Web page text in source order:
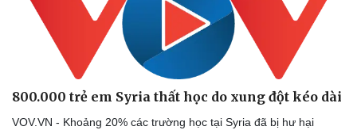
800.000 trẻ em Syria thất học do xung đột kéo dài
VOV.VN - Khoảng 20% các trường học tại Syria đã bị hư hại